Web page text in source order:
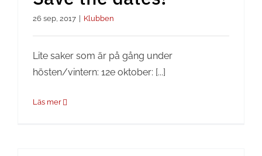
26 sep, 2017 Klubben
Lite saker som är på gång under
hösten/vintern: 12e oktober: [...]
Läs mer